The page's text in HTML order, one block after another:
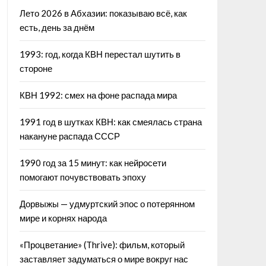
Лето 2026 в Абхазии: показываю всё, как
есть, день за днём
1993: год, когда КВН перестал шутить в
стороне
КВН 1992: смех на фоне распада мира
1991 год в шутках КВН: как смеялась страна
накануне распада СССР
1990 год за 15 минут: как нейросети
помогают почувствовать эпоху
Дорвыжы — удмуртский эпос о потерянном
мире и корнях народа
«Процветание» (Thrive): фильм, который
заставляет задуматься о мире вокруг нас